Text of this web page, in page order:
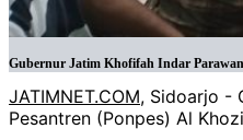
Gubernur Jatim Khofifah Indar
JATIMNET.COM, Sidoarjo -
Pesantren (Ponpes) Al